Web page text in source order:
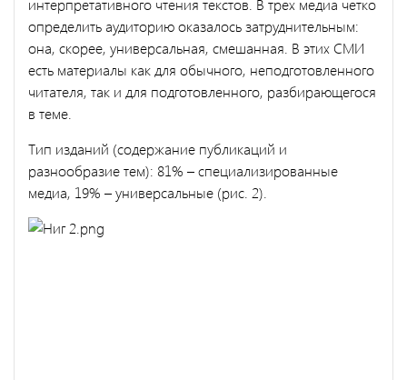
интерпретативного чтения текстов. В трех медиа четко
определить аудиторию оказалось затруднительным:
она, скорее, универсальная, смешанная. В этих СМИ
есть материалы как для обычного, неподготовленного
читателя, так и для подготовленного, разбирающегося
в теме.
Тип изданий (содержание публикаций и
разнообразие тем): 81% – специализированные
медиа, 19% – универсальные (рис. 2).